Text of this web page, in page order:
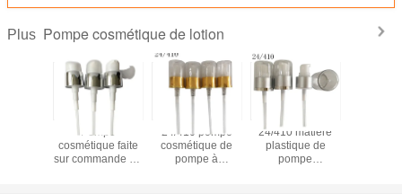
Plus Pompe cosmétique de lotion
Pompe
cosmétique faite
sur commande de
24/410 pompe
cosmétique de
pompe à
24/410 matière
plastique de
pompe